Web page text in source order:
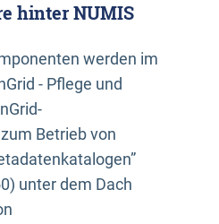
hinter NUMIS
werden im
- Pflege und
Betrieb von
unter dem Dach